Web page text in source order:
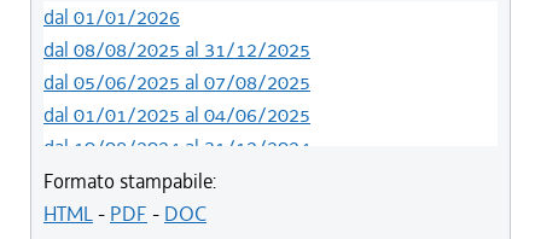
dal 01/01/2026
dal 08/08/2025 al 31/12/2025
dal 05/06/2025 al 07/08/2025
dal 01/01/2025 al 04/06/2025
dal 10/08/2024 al 31/12/2024
dal 14/05/2024 al 09/08/2024
dal 11/08/2022 al 13/05/2024
Formato stampabile:
HTML- PDF - DOC